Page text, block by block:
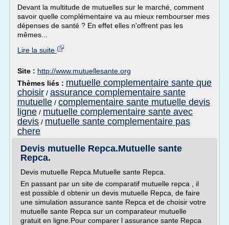
Devant la multitude de mutuelles sur le marché, comment
savoir quelle complémentaire va au mieux rembourser mes
dépenses de santé ? En effet elles n'offrent pas les
mêmes...
Lire la suite
Site : http://www.mutuellesante.org
Thèmes liés : mutuelle complementaire sante que
choisir / assurance complementaire sante
mutuelle / complementaire sante mutuelle devis
ligne / mutuelle complementaire sante avec
devis / mutuelle sante complementaire pas
chere
Devis mutuelle Repca.Mutuelle sante
Repca.
Devis mutuelle Repca.Mutuelle sante Repca.
En passant par un site de comparatif mutuelle repca , il
est possible d obtenir un devis mutuelle Repca, de faire
une simulation assurance sante Repca et de choisir votre
mutuelle sante Repca sur un comparateur mutuelle
gratuit en ligne.Pour comparer l assurance sante Repca